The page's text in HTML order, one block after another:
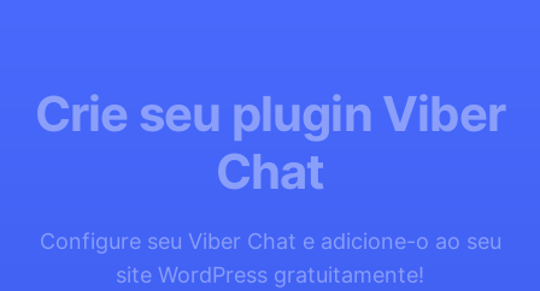
Crie seu plugin Viber
Chat
Configure seu Viber Chat e adicione-o ao seu
site WordPress gratuitamente!